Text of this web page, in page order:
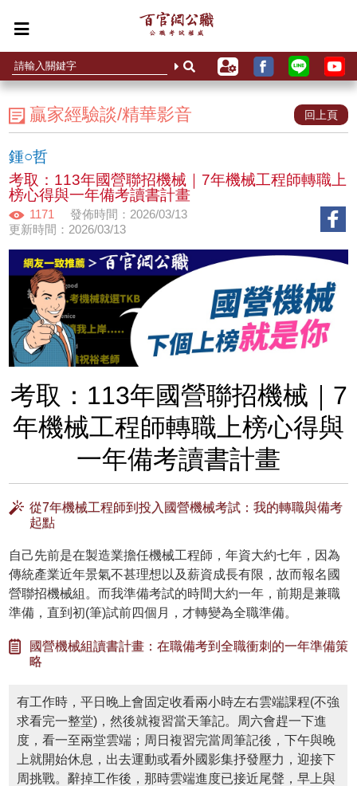
贏家經驗談/精華影音 回上頁
鍾○哲
考取：113年國營聯招機械｜7年機械工程師轉職上
榜心得與一年備考讀書計畫
1171
發佈時間：2026/03/13
更新時間：2026/03/13
考取：113年國營聯招機械｜7
年機械工程師轉職上榜心得與
一年備考讀書計畫
從7年機械工程師到投入國營機械考試：我的轉職與備考
起點
自己先前是在製造業擔任機械工程師，年資大約七年，因為
傳統產業近年景氣不甚理想以及薪資成長有限，故而報名國
營聯招機械組。而我準備考試的時間大約一年，前期是兼職
準備，直到初(筆)試前四個月，才轉變為全職準備。
國營機械組讀書計畫：在職備考到全職衝刺的一年準備策
略
有工作時，平日晚上會固定收看兩小時左右雲端課程(不強
求看完一整堂)，然後就複習當天筆記。周六會趕一下進
度，看一至兩堂雲端；周日複習完當周筆記後，下午與晚
上就開始休息，出去運動或看外國影集抒發壓力，迎接下
周挑戰。辭掉工作後，那時雲端進度已接近尾聲，早上與